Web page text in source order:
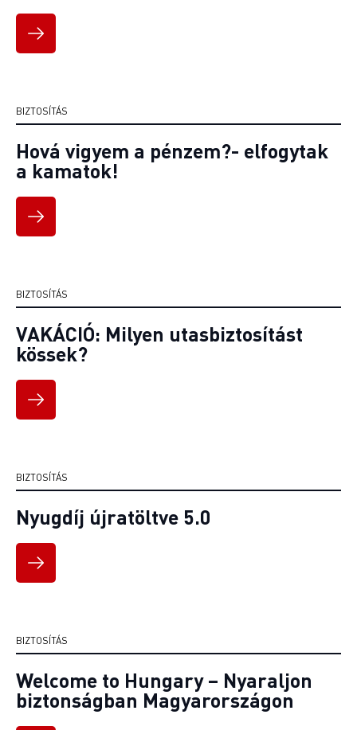
BIZTOSÍTÁS
Hová vigyem a pénzem?- elfogytak
a kamatok!
BIZTOSÍTÁS
VAKÁCIÓ: Milyen utasbiztosítást
kössek?
BIZTOSÍTÁS
Nyugdíj újratöltve 5.0
BIZTOSÍTÁS
Welcome to Hungary – Nyaraljon
biztonságban Magyarországon